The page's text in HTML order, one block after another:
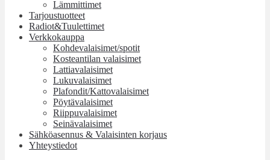
Lämmittimet
Tarjoustuotteet
Radiot&Tuulettimet
Verkkokauppa
Kohdevalaisimet/spotit
Kosteantilan valaisimet
Lattiavalaisimet
Lukuvalaisimet
Plafondit/Kattovalaisimet
Pöytävalaisimet
Riippuvalaisimet
Seinävalaisimet
Sähköasennus & Valaisinten korjaus
Yhteystiedot